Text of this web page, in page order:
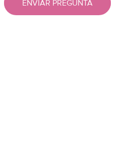
ENVIAR PREGUNTA